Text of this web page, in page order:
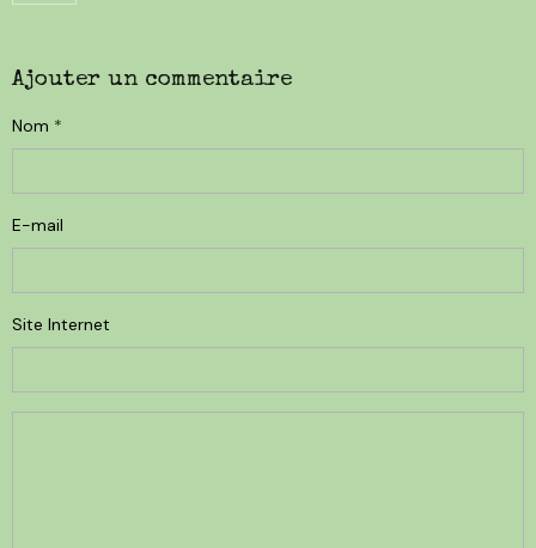
Ajouter un commentaire
Nom
E-mail
Site Internet